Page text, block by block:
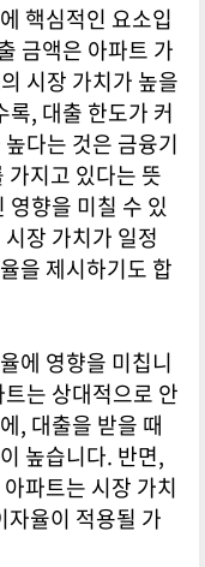
핵심적인 요소입
금액은 아파트 가
시장 가치가 높을
록, 대출 한도가 커
다는 것은 금융기
가지고 있다는 뜻
영향을 미칠 수 있
장 가치가 일정
을 제시하기도 합
에 영향을 미칩니
는 상대적으로 안
, 대출을 받을 때
높습니다. 반면,
파트는 시장 가치
자율이 적용될 가